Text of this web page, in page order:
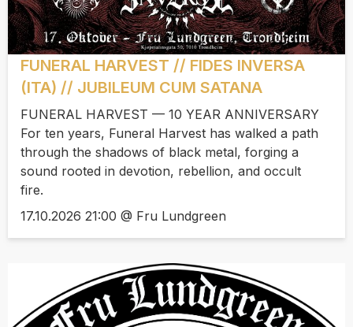
FUNERAL HARVEST // FIDES INVERSA
(ITA) // JUBILEUM CUM SATANA
FUNERAL HARVEST — 10 YEAR ANNIVERSARY
For ten years, Funeral Harvest has walked a path
through the shadows of black metal, forging a
sound rooted in devotion, rebellion, and occult
fire.
17.10.2026 21:00 @ Fru Lundgreen